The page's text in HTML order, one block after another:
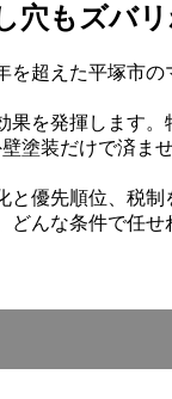
穴もズバリ
超えた平塚市
を発揮します
塗装だけで済ま
優先順位、税
んな条件で任